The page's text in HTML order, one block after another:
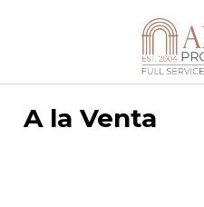
A la Venta